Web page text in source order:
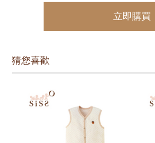
立即購買
猜您喜歡